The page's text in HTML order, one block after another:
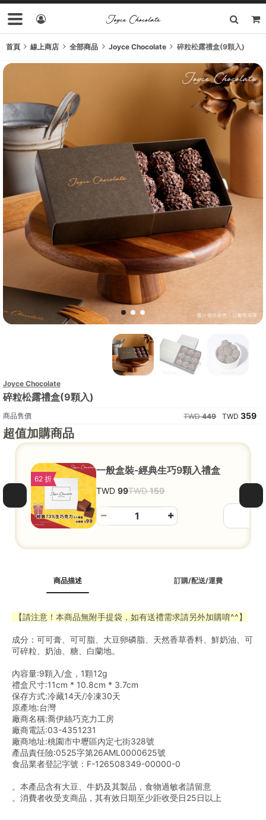
首頁 線上商店 全部商品 Joyce Chocolate 碎粒松露禮盒(9顆入)
Joyce Chocolate
碎粒松露禮盒(9顆入)
商品售價 449 359
超值加購商品
62 折
一般盒裝-經典生巧9顆入禮盒
99 159
商品描述 訂購/配送/運費
【請注意！本商品無附手提袋，如有送禮需求請另外加購唷^^】
成分： 可可膏、可可脂、大豆卵磷脂、天然香草香料、鮮奶油、可
可碎粒、奶油、糖、白蘭地。
內容量:9顆入/盒，1顆12g
禮盒尺寸:11cm * 10.8cm * 3.7cm
保存方式:冷藏14天/冷凍30天
原產地:台灣
廠商名稱:喬伊絲巧克力工房
廠商電話:03-4351231
廠商地址:桃園市中壢區內定七街328號
產品責任險:0525字第26AML0000625號
食品業者登記字號：F-126508349-00000-0
。本產品含有大豆、牛奶及其製品，食物過敏者請留意
。消費者收受支商品，其有效日期至少距收受日25日以上